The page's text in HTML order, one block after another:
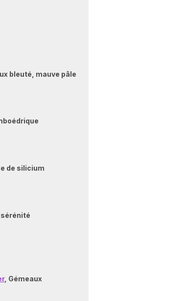
bleuté, mauve pâle
de silicium
sérénité
, Gémeaux